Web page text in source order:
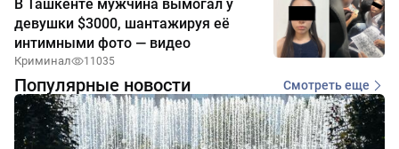
В Ташкенте мужчина вымогал у
девушки $3000, шантажируя её
интимными фото — видео
Криминал 11035
Популярные новости Смотреть еще